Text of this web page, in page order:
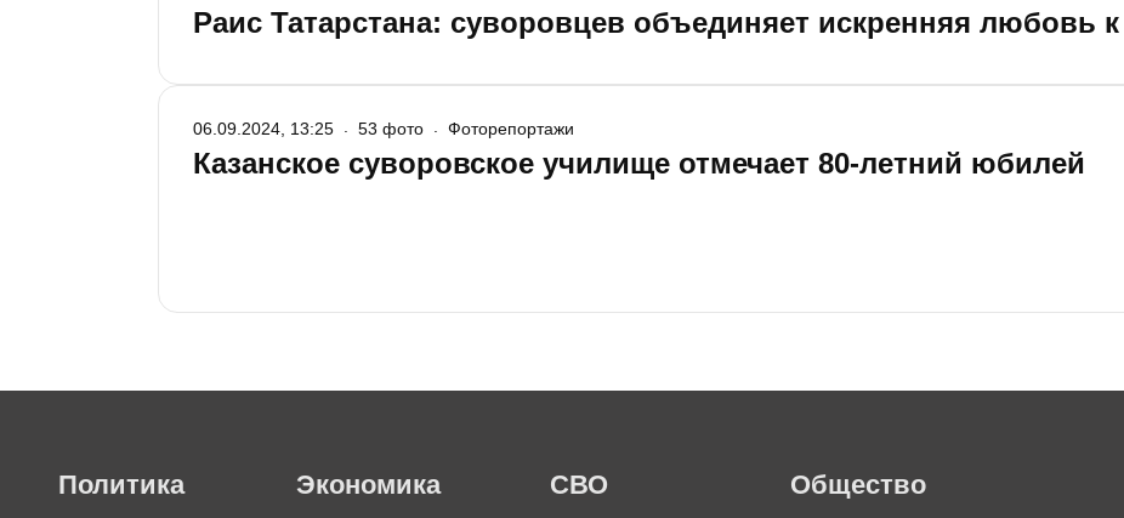
Раис Татарстана: суворовцев объединяет искренняя любовь
Казанское суворовское училище отмечает 80-летний юбилей
06.09.2024, 13:25 53 фото Фоторепортажи
Политика Экономика СВО Общество